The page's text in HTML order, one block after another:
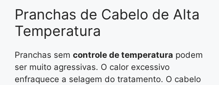
Pranchas de Cabelo de Alta
Temperatura
Pranchas sem controle de temperatura podem
ser muito agressivas. O calor excessivo
enfraquece a selagem do tratamento. O cabelo